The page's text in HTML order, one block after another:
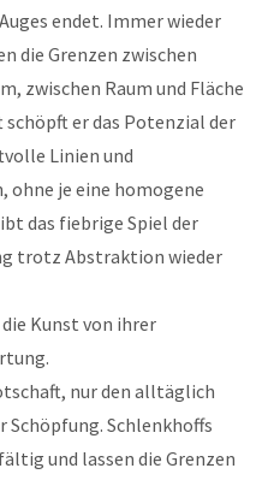
endet. Immer wieder
die Grenzen zwischen
zwischen Raum und Fläche
er das Potenzial der
Linien und
ohne je eine homogene
das fiebrige Spiel der
trotz Abstraktion wieder
Kunst von ihrer
nur den alltäglich
Schöpfung. Schlenkhoffs
und lassen die Grenzen